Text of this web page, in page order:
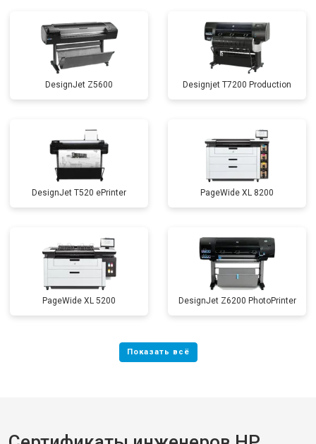
DesignJet Z5600 Designjet T7200 Production
DesignJet T520 ePrinter PageWide XL 8200
PageWide XL 5200 DesignJet Z6200 PhotoPrinter